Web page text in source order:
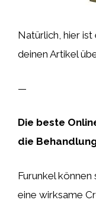
Natürlich, hier
deinen Artikel
—
Die beste
die
Furunkel können
eine wirksame